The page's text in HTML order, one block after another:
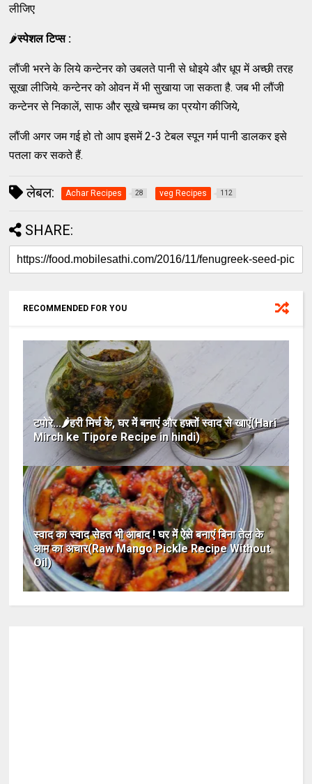
लीजिए
🌶स्पेशल टिप्स :
लौंजी भरने के लिये कन्टेनर को उबलते पानी से धोइये और धूप में अच्छी तरह
सूखा लीजिये. कन्टेनर को ओवन में भी सुखाया जा सकता है. जब भी लौंजी
कन्टेनर से निकालें, साफ और सूखे चम्मच का प्रयोग कीजिये,
लौंजी अगर जम गई हो तो आप इसमें 2-3 टेबल स्पून गर्म पानी डालकर इसे
पतला कर सकते हैं.
लेबल: Achar Recipes 28 veg Recipes 112
SHARE:
RECOMMENDED FOR YOU
टपोरे...🌶हरी मिर्च के, घर में बनाएं और हफ़्तों स्वाद से खाएं(Hari
Mirch ke Tipore Recipe in hindi)
स्वाद का स्वाद सेहत भी आबाद ! घर में ऐसे बनाएं बिना तेल के
आम का अचार(Raw Mango Pickle Recipe Without
Oil)